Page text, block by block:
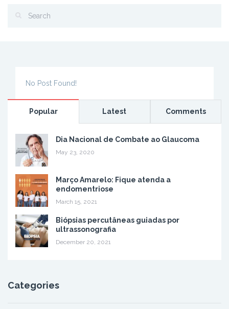
No Post Found!
Popular Latest Comments
Dia Nacional de Combate ao Glaucoma
May 23, 2020
Março Amarelo: Fique atenda a
endomentriose
March 15, 2021
Biópsias percutâneas guiadas por
ultrassonografia
December 20, 2021
Categories